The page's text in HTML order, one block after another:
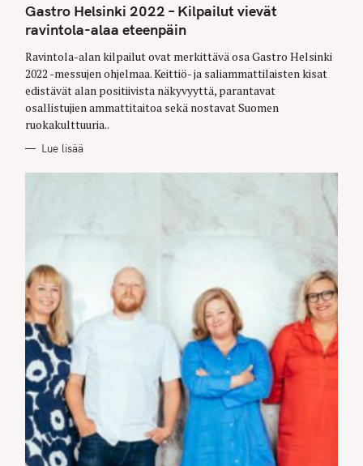
T
E
G
O
I
S
Gastro Helsinki 2022 – Kilpailut vievät
ravintola-alaa eteenpäin
Ravintola-alan kilpailut ovat merkittävä osa Gastro Helsinki
2022 -messujen ohjelmaa. Keittiö- ja saliammattilaisten kisat
edistävät alan positiivista näkyvyyttä, parantavat
osallistujien ammattitaitoa sekä nostavat Suomen
ruokakulttuuria..
Lue lisää